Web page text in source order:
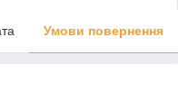
Умови повернення